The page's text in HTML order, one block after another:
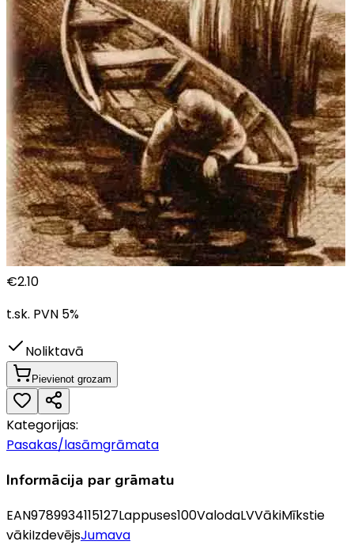
€2.10
t.sk. PVN 5%
Noliktavā
Pievienot grozam
Kategorijas:
Pasakas/lasāmgrāmata
Informācija par grāmatu
EAN9789934115127Lappuses100ValodaLVVākiMīkstie
vākiIzdevējsJumava